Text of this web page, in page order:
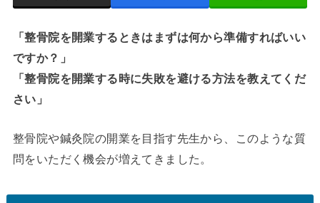
「整骨院を開業するときはまずは何から準備すればいい
ですか？」
「整骨院を開業する時に失敗を避ける方法を教えてくだ
さい」
整骨院や鍼灸院の開業を目指す先生から、このような質
問をいただく機会が増えてきました。